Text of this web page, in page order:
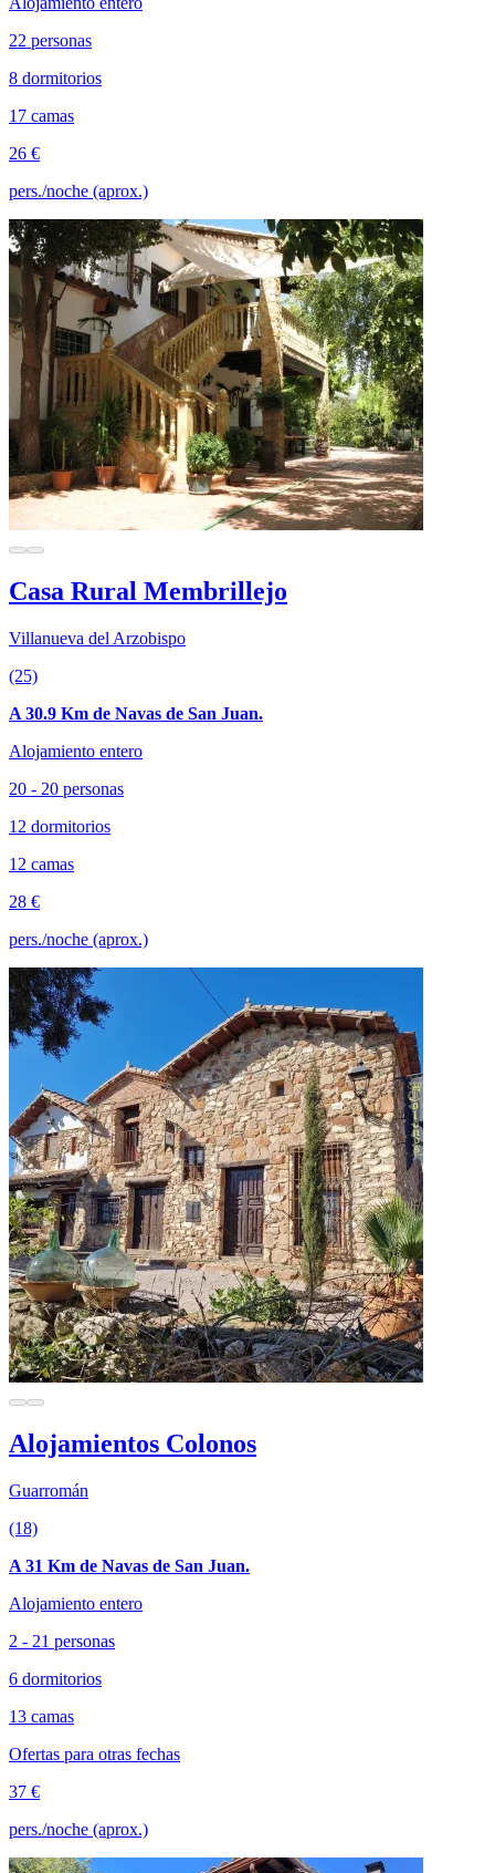
22 personas
8 dormitorios
17 camas
26 €
pers./noche (aprox.)
Casa Rural Membrillejo
Villanueva del Arzobispo
(25)
A 30.9 Km de Navas de San Juan.
Alojamiento entero
20 - 20 personas
12 dormitorios
12 camas
28 €
pers./noche (aprox.)
Alojamientos Colonos
Guarromán
(18)
A 31 Km de Navas de San Juan.
Alojamiento entero
2 - 21 personas
6 dormitorios
13 camas
Ofertas para otras fechas
37 €
pers./noche (aprox.)